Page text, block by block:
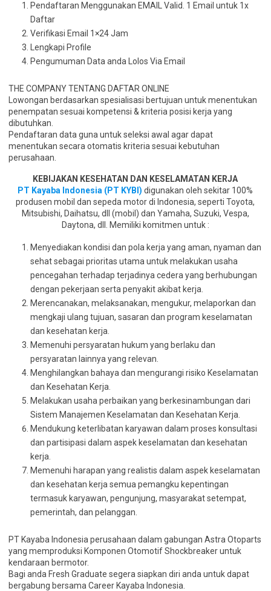
Pendaftaran Menggunakan EMAIL Valid. 1 Email untuk 1x
Daftar
Verifikasi Email 1×24 Jam
Lengkapi Profile
Pengumuman Data anda Lolos Via Email
THE COMPANY TENTANG DAFTAR ONLINE
Lowongan berdasarkan spesialisasi bertujuan untuk menentukan
penempatan sesuai kompetensi & kriteria posisi kerja yang
dibutuhkan.
Pendaftaran data guna untuk seleksi awal agar dapat
menentukan secara otomatis kriteria sesuai kebutuhan
perusahaan.
KEBIJAKAN KESEHATAN DAN KESELAMATAN KERJA
PT Kayaba Indonesia (PT KYBI) digunakan oleh sekitar 100%
produsen mobil dan sepeda motor di Indonesia, seperti Toyota,
Mitsubishi, Daihatsu, dll (mobil) dan Yamaha, Suzuki, Vespa,
Daytona, dll. Memiliki komitmen untuk :
Menyediakan kondisi dan pola kerja yang aman, nyaman dan
sehat sebagai prioritas utama untuk melakukan usaha
pencegahan terhadap terjadinya cedera yang berhubungan
dengan pekerjaan serta penyakit akibat kerja.
Merencanakan, melaksanakan, mengukur, melaporkan dan
mengkaji ulang tujuan, sasaran dan program keselamatan
dan kesehatan kerja.
Memenuhi persyaratan hukum yang berlaku dan
persyaratan lainnya yang relevan.
Menghilangkan bahaya dan mengurangi risiko Keselamatan
dan Kesehatan Kerja.
Melakukan usaha perbaikan yang berkesinambungan dari
Sistem Manajemen Keselamatan dan Kesehatan Kerja.
Mendukung keterlibatan karyawan dalam proses konsultasi
dan partisipasi dalam aspek keselamatan dan kesehatan
kerja.
Memenuhi harapan yang realistis dalam aspek keselamatan
dan kesehatan kerja semua pemangku kepentingan
termasuk karyawan, pengunjung, masyarakat setempat,
pemerintah, dan pelanggan.
PT Kayaba Indonesia perusahaan dalam gabungan Astra Otoparts
yang memproduksi Komponen Otomotif Shockbreaker untuk
kendaraan bermotor.
Bagi anda Fresh Graduate segera siapkan diri anda untuk dapat
bergabung bersama Career Kayaba Indonesia.